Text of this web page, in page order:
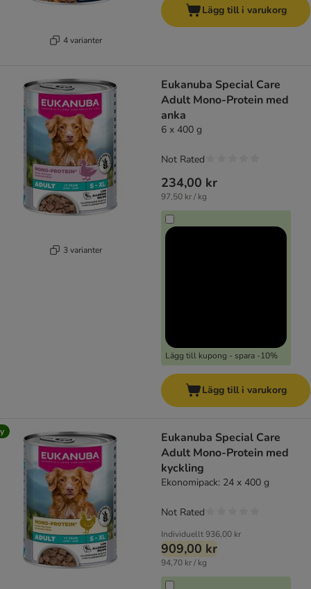
4 varianter
Lägg till i varukorg
3 varianter
Eukanuba Special Care
Adult Mono-Protein med
anka
6 x 400 g
234,00 kr
97,50 kr / kg
Lägg till kupong - spara -10%
Not Rated
Lägg till i varukorg
Eukanuba Special Care
Adult Mono-Protein med
kyckling
Ekonomipack: 24 x 400 g
Individuellt936,00 kr
909,00 kr
94,70 kr / kg
Not Rated